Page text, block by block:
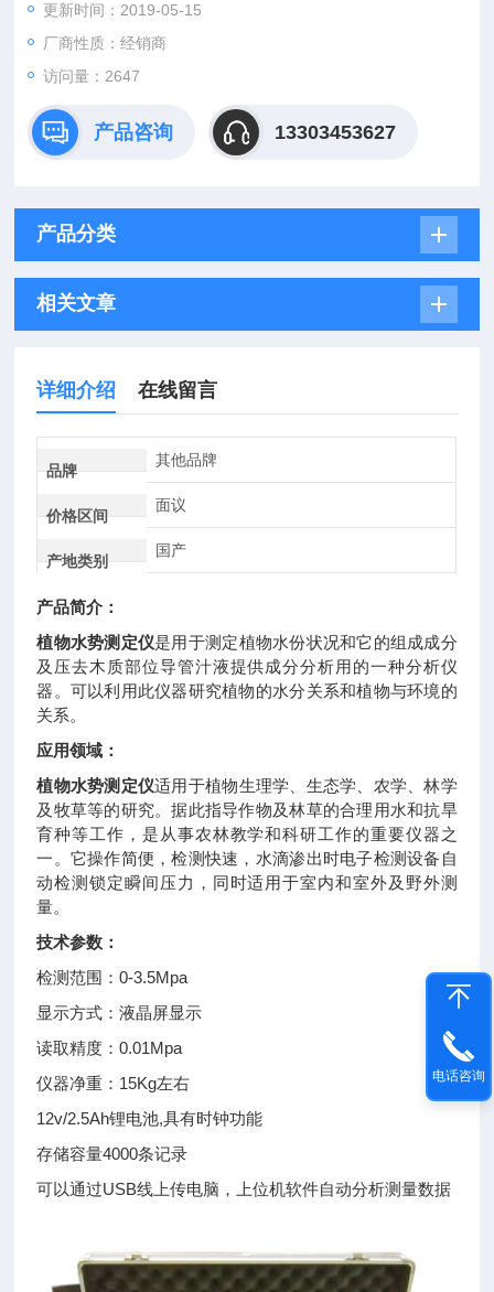
更新时间：2019-05-15
厂商性质：经销商
访问量：2647
产品咨询 13303453627
产品分类
相关文章
详细介绍 在线留言
品牌
其他品牌
价格区间
面议
产地类别
国产
产品简介：
植物水势测定仪是用于测定植物水份状况和它的组成成分
及压去木质部位导管汁液提供成分分析用的一种分析仪
器。可以利用此仪器研究植物的水分关系和植物与环境的
关系。
应用领域：
植物水势测定仪适用于植物生理学、生态学、农学、林学
及牧草等的研究。据此指导作物及林草的合理用水和抗旱
育种等工作，是从事农林教学和科研工作的重要仪器之
一。它操作简便，检测快速，水滴渗出时电子检测设备自
动检测锁定瞬间压力，同时适用于室内和室外及野外测
量。
技术参数：
检测范围：0-3.5Mpa
显示方式：液晶屏显示
读取精度：0.01Mpa
仪器净重：15Kg左右
12v/2.5Ah锂电池,具有时钟功能
存储容量4000条记录
可以通过USB线上传电脑，上位机软件自动分析测量数据
电话咨询